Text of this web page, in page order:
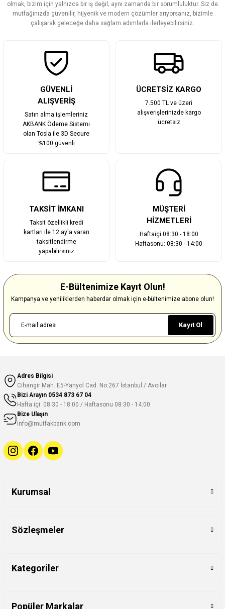
Ürün fiyatı diğer sitelerden daha pahalı.
Bu ürüne benzer farklı alternatifler olmalı.
olmak, bizim için yalnızca bir iş değil; aynı zamanda bir sorumluluktur. Siz de
mutfağınızda güvenilir, hijyenik ve modern çözümler arıyorsanız, bizimle
çalışarak geleceğe daha sağlam adımlarla ilerleyebilirsiniz.
GÜVENLİ
ALIŞVERİŞ
Satın alma işlemleriniz
AKBANK Ödeme Sistemi
olan Tosla ile 3D Secure
%100 güvenli
ÜCRETSİZ KARGO
7.500 TL ve üzeri
alışverişlerinizde kargo
ücretsiz
TAKSİT İMKANI
Taksit özellikli kredi
kartları ile 12 ay'a varan
taksitlendirme
yapabilirsiniz
MÜŞTERİ
HİZMETLERİ
Haftaiçi 08:30 - 18:00
Haftasonu: 08:30 - 14:00
E-Bültenimize Kayıt Olun!
Kampanya ve yeniliklerden haberdar olmak için e-bültenimize abone olun!
Kayıt Ol
Adres Bilgisi
Cihangir Mah. E5-Yanyol Cad. No:267 İstanbul / Avcılar
Bizi Arayın 0534 873 67 04
Hafta içi: 08.30 - 18.00 / Haftasonu 08:30 - 14:00
Bize Ulaşın
info@mutfakbank.com
Kurumsal
Sözleşmeler
Kategoriler
Popüler Markalar